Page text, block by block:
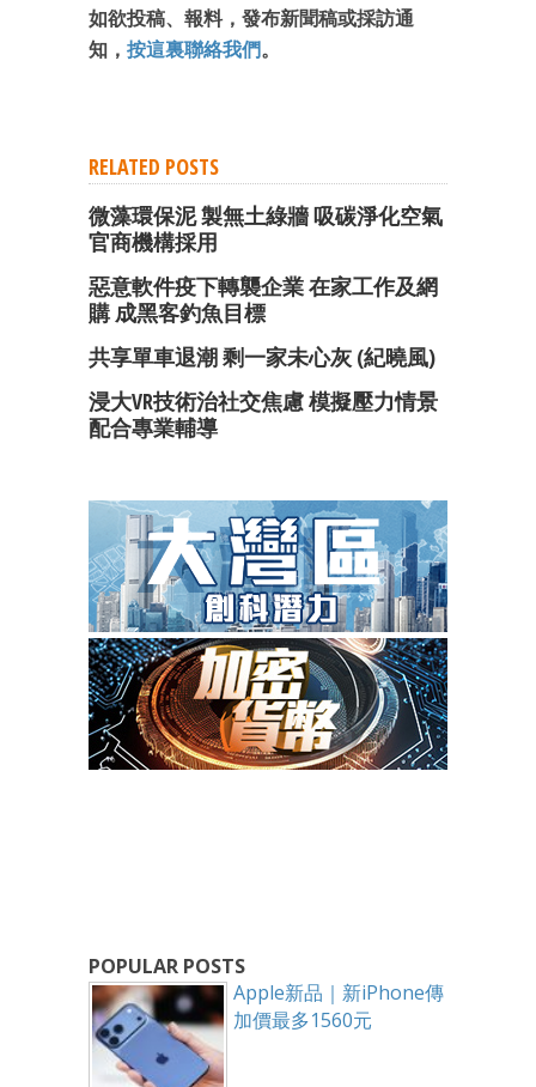
如欲投稿、報料，發布新聞稿或採訪通
知， 按這裏聯絡我們。
RELATED POSTS
微藻環保泥 製無土綠牆 吸碳淨化空氣
官商機構採用
惡意軟件疫下轉襲企業 在家工作及網
購 成黑客釣魚目標
共享單車退潮 剩一家未心灰 (紀曉風)
浸大VR技術治社交焦慮 模擬壓力情景
配合專業輔導
POPULAR POSTS
Apple新品｜新iPhone傳
加價最多1560元